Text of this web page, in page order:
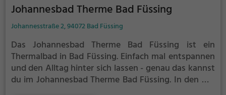
Johannesbad Therme Bad Füssing
Johannesstraße 2, 94072 Bad Füssing
Das Johannesbad Therme Bad Füssing ist ein
Thermalbad in Bad Füssing. Einfach mal entspannen
und den Alltag hinter sich lassen - genau das kannst
du im Johannesbad Therme Bad Füssing. In den mit